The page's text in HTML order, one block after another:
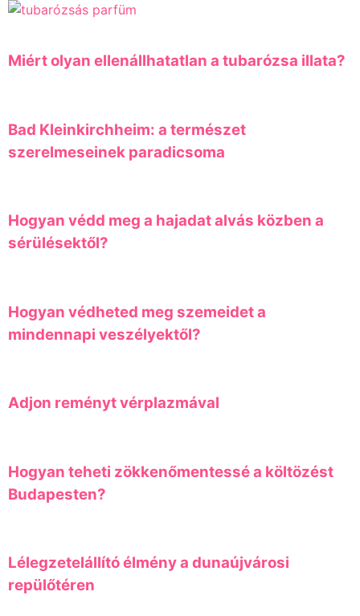
Miért olyan ellenállhatatlan a tubarózsa illata?
Bad Kleinkirchheim: a természet
szerelmeseinek paradicsoma
Hogyan védd meg a hajadat alvás közben a
sérülésektől?
Hogyan védheted meg szemeidet a
mindennapi veszélyektől?
Adjon reményt vérplazmával
Hogyan teheti zökkenőmentessé a költözést
Budapesten?
Lélegzetelállító élmény a dunaújvárosi
repülőtéren